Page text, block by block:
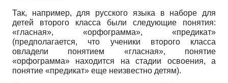
Так, например, для русского языка в наборе для
детей второго класса были следующие понятия:
«гласная», «орфограмма», «предикат»
(предполагается, что ученики второго класса
овладели понятием «гласная», понятие
«орфограмма» находится на стадии освоения, а
понятие «предикат» еще неизвестно детям).